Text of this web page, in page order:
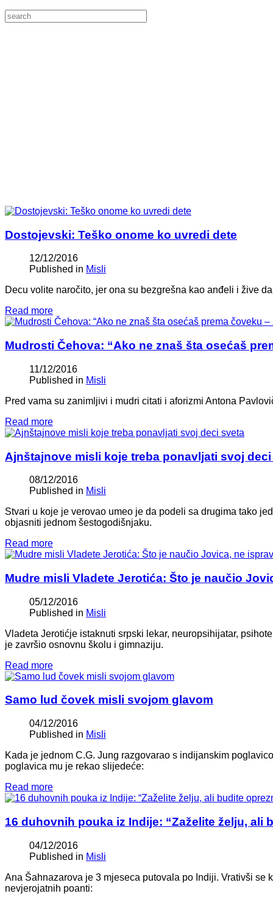
Dostojevski: Teško onome ko uvredi dete
12/12/2016
Published in Misli
Decu volite naročito, jer ona su bezgrešna kao anđeli i žive
Read more
Mudrosti Čehova: “Ako ne znaš šta osećaš
11/12/2016
Published in Misli
Pred vama su zanimljivi i mudri citati i aforizmi Antona
Read more
Ajnštajnove misli koje treba ponavljati svoj
08/12/2016
Published in Misli
Stvari u koje je verovao umeo je da podeli sa drugima tako
objasniti jednom šestogodišnjaku.
Read more
Mudre misli Vladete Jerotića: Što je naučio
05/12/2016
Published in Misli
Vladeta Jerotićje istaknuti srpski lekar, neuropsihijatar,
je završio osnovnu školu i gimnaziju.
Read more
Samo lud čovek misli svojom glavom
04/12/2016
Published in Misli
Kada je jednom C.G. Jung razgovarao s indijanskim
poglavica mu je rekao slijedeće:
Read more
16 duhovnih pouka iz Indije: “Zaželite želju, ali
04/12/2016
Published in Misli
Ana Šahnazarova je 3 mjeseca putovala po Indiji. Vrativši
nevjerojatnih poanti: